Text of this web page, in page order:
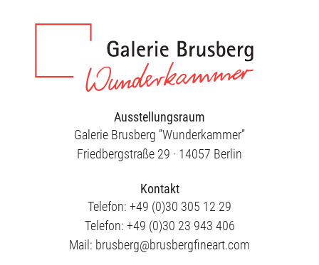
Ausstellungsraum
Galerie Brusberg ”Wunderkammer”
Friedbergstraße 29 · 14057 Berlin
Kontakt
Telefon: +49 (0)30 305 12 29
Telefon: +49 (0)30 23 943 406
Mail: brusberg@brusbergfineart.com